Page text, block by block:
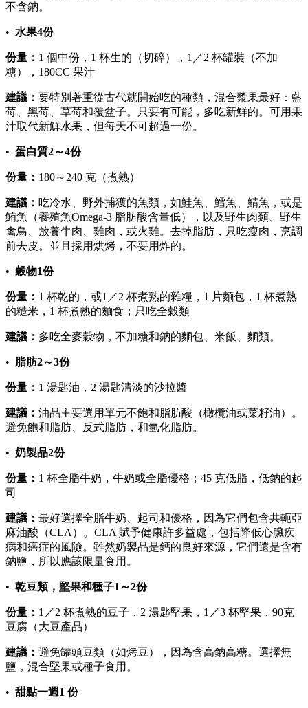
不含鈉。
• 水果4份
份量： 1 個中份，1 杯生的（切碎），1／2 杯罐裝（不加
糖），180CC 果汁
建議： 要特別著重從古代就開始吃的種類，混合漿果最好：藍
莓、黑莓、草莓和覆盆子。只要有可能，多吃新鮮的。可用果
汁取代新鮮水果，但每天不可超過一份。
• 蛋白質2～4份
份量： 180～240 克（煮熟）
建議： 吃冷水、野外捕獲的魚類，如鮭魚、鱈魚、鯖魚，或是
鮪魚（養殖魚Omega‑3 脂肪酸含量低），以及野生肉類、野生
禽鳥、放養牛肉、雞肉，或火雞。去掉脂肪，只吃瘦肉，烹調
前去皮。並且採用烘烤，不要用炸的。
• 穀物1份
份量： 1 杯乾的，或1／2 杯煮熟的雜糧，1 片麵包，1 杯煮熟
的糙米，1 杯煮熟的麵食；只吃全穀類
建議： 多吃全麥穀物，不加糖和鈉的麵包、米飯、麵類。
• 脂肪2～3份
份量： 1 湯匙油，2 湯匙清淡的沙拉醬
建議： 油品主要選用單元不飽和脂肪酸（橄欖油或菜籽油）。
避免飽和脂肪、反式脂肪，和氫化脂肪。
• 奶製品2份
份量： 1 杯全脂牛奶，牛奶或全脂優格；45 克低脂，低鈉的起
司
建議： 最好選擇全脂牛奶、起司和優格，因為它們包含共軛亞
麻油酸（CLA）。CLA 賦予健康許多益處，包括降低心臟疾
病和癌症的風險。雖然奶製品是鈣的良好來源，它們還是含有
鈉鹽，所以應該限量食用。
• 乾豆類，堅果和種子1～2份
份量： 1／2 杯煮熟的豆子，2 湯匙堅果，1／3 杯堅果，90克
豆腐（大豆產品）
建議： 避免罐頭豆類（如烤豆），因為含高鈉高糖。選擇無
鹽，混合堅果或種子食用。
• 甜點一週1 份